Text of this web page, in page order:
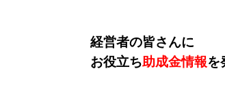
経営者の皆さんに
お役立ち助成金情報を